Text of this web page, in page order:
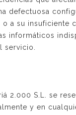
defectuosa
a su insuficiente
informáticos
servicio.
2.000 S.L. se
y en